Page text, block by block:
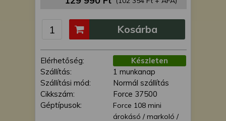
Elérhetőség:
Készleten
Szállítás:
1 munkanap
Szállítási mód:
Normál szállítás
Cikkszám:
Force 37500
Géptípusok:
Force 108 mini
árokásó / markoló /
Kosárba
kattintva hozzájárulhat ahhoz, hogy mi
és a partnereink a fent leírtak szerint
adatkezelést végezzünk. Másik
lehetőségként a hozzájárulás
megadása vagy elutasítása előtt
részletesebb információkhoz juthat, és
megváltoztathatja beállításait. Felhívjuk
figyelmét, hogy személyes adatainak
bizonyos kezeléséhez nem feltétlenül
szükséges az Ön hozzájárulása, de
jogában áll tiltakozni az ilyen jellegű